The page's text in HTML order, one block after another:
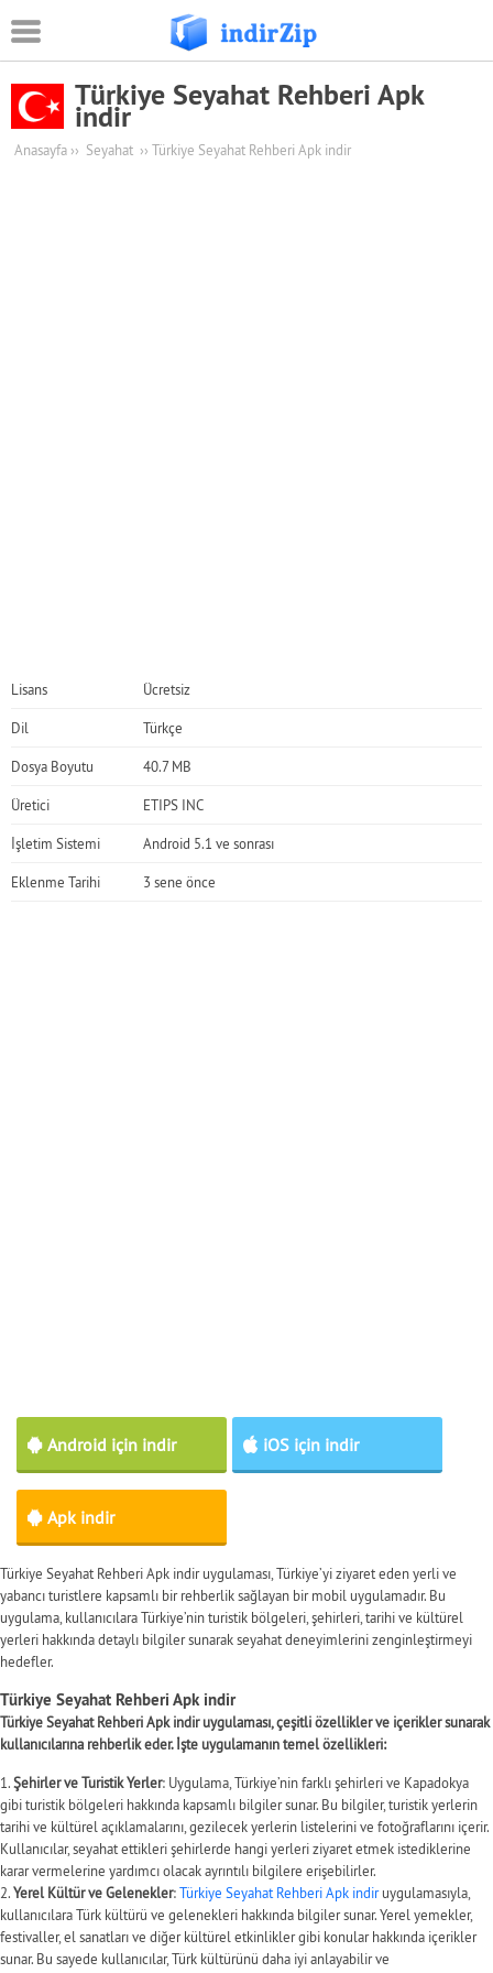
Android
Eğitim
Türkiye Seyahat Rehberi Apk
indir
Anasayfa ›› Seyahat ›› Türkiye Seyahat Rehberi Apk indir
Lisans Ücretsiz
Dil Türkçe
Dosya Boyutu 40.7 MB
Üretici ETIPS INC
İşletim Sistemi Android 5.1 ve sonrası
Eklenme Tarihi 3 sene önce
Android için indir iOS için indir
Apk indir
Türkiye Seyahat Rehberi Apk indir uygulaması, Türkiye’yi ziyaret eden yerli ve
yabancı turistlere kapsamlı bir rehberlik sağlayan bir mobil uygulamadır. Bu
uygulama, kullanıcılara Türkiye’nin turistik bölgeleri, şehirleri, tarihi ve kültürel
yerleri hakkında detaylı bilgiler sunarak seyahat deneyimlerini zenginleştirmeyi
hedefler.
Türkiye Seyahat Rehberi Apk indir
Türkiye Seyahat Rehberi Apk indir uygulaması, çeşitli özellikler ve içerikler sunarak
kullanıcılarına rehberlik eder. İşte uygulamanın temel özellikleri:
Şehirler ve Turistik Yerler: Uygulama, Türkiye’nin farklı şehirleri ve Kapadokya
gibi turistik bölgeleri hakkında kapsamlı bilgiler sunar. Bu bilgiler, turistik yerlerin
tarihi ve kültürel açıklamalarını, gezilecek yerlerin listelerini ve fotoğraflarını içerir.
Kullanıcılar, seyahat ettikleri şehirlerde hangi yerleri ziyaret etmek istediklerine
karar vermelerine yardımcı olacak ayrıntılı bilgilere erişebilirler.
Yerel Kültür ve Gelenekler:Türkiye Seyahat Rehberi Apk indiruygulamasıyla,
kullanıcılara Türk kültürü ve gelenekleri hakkında bilgiler sunar. Yerel yemekler,
festivaller, el sanatları ve diğer kültürel etkinlikler gibi konular hakkında içerikler
sunar. Bu sayede kullanıcılar, Türk kültürünü daha iyi anlayabilir ve